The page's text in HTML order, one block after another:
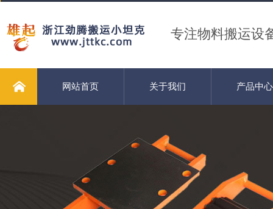
专注物料搬运设
网站首页 关于我们 产品中心